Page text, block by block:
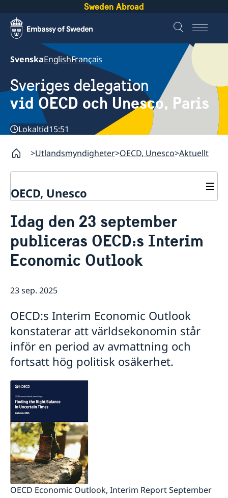
Sweden Abroad
SvenskaEnglishFrançais
Sveriges delegation
vid OECD och Unesco, Paris
Lokaltid15:51
Utlandsmyndigheter OECD, Unesco Aktuellt
OECD, Unesco
Om oss
Praktisk information för delegater
Sverige och OECD
OECD:s kommande program
Unescos kommande program
Adressregister - Medlemsländernas delegationer
Dataskyddspolicy (GDPR)
Aktuellt
Lediga tjänster
Idag den 23 september
publiceras OECD:s Interim
Economic Outlook
23 sep. 2025
OECD:s Interim Economic Outlook
konstaterar att världsekonomin står
inför en period av avmattning och
fortsatt hög politisk osäkerhet.
OECD Economic Outlook, Interim Report September